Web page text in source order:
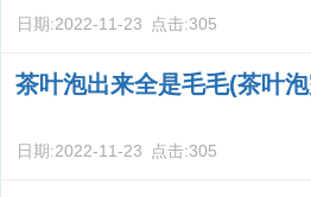
日期:2022-11-23 点击:305
茶叶泡出来全是毛毛(茶叶
日期:2022-11-23 点击:305